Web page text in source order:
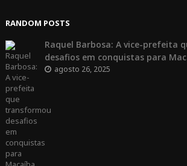
RANDOM POSTS
Raquel Barbosa: A vice-prefeita
desafios em conquistas para
agosto 26, 2025